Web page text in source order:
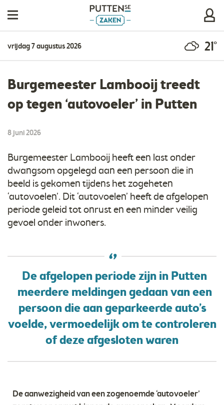
vrijdag 7 augustus 2026 21°
​Burgemeester Lambooij treedt
op tegen ‘autovoeler’ in Putten
8 juni 2026
Burgemeester Lambooij heeft een last onder
dwangsom opgelegd aan een persoon die in
beeld is gekomen tijdens het zogeheten
‘autovoelen’. Dit ‘autovoelen’ heeft de afgelopen
periode geleid tot onrust en een minder veilig
gevoel onder inwoners.
De afgelopen periode zijn in Putten
meerdere meldingen gedaan van een
persoon die aan geparkeerde auto’s
voelde, vermoedelijk om te controleren
of deze afgesloten waren
De aanwezigheid van een zogenoemde ‘autovoeler’